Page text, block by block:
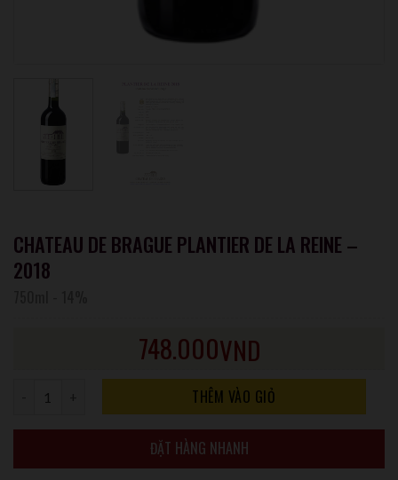
CHATEAU DE BRAGUE PLANTIER DE LA REINE –
2018
748.000VND
Số lượng THÊM VÀO GIỎ
ĐẶT HÀNG NHANH